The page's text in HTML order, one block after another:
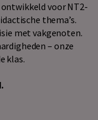
voor NT2-
thema’s.
met vakgenoten.
– onze
klas.